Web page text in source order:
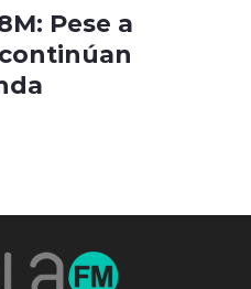
Pese a